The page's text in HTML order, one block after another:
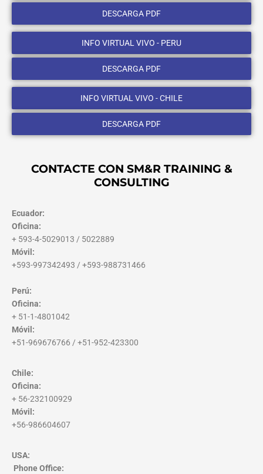
DESCARGA PDF
INFO VIRTUAL VIVO - PERU
DESCARGA PDF
INFO VIRTUAL VIVO - CHILE
DESCARGA PDF
CONTACTE CON SM&R TRAINING &
CONSULTING
Ecuador:
Oficina:
+ 593-4-5029013 / 5022889
Móvil:
+593-997342493 / +593-988731466
Perú:
Oficina:
+ 51-1-4801042
Móvil:
+51-969676766 / +51-952-423300
Chile:
Oficina:
+ 56-232100929
Móvil:
+56-986604607
USA:
Phone Office: